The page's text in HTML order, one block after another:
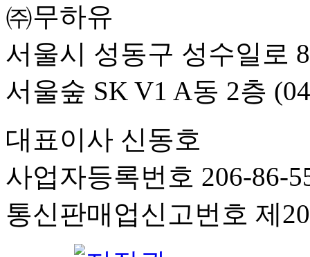
㈜무하유
서울시 성동구 성수일로
서울숲 SK V1 A동 2층
대표이사 신동호
사업자등록번호 206-86-
통신판매업신고번호 제